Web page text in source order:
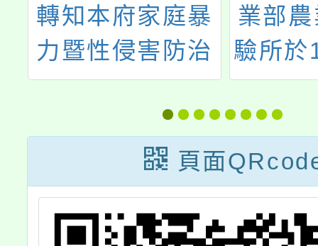
轉知本府家庭暴
力暨性侵害防治
中心辦理115年
度「數位性別暴
力宣導種子」培
力訓練資訊一
案，歡迎報名參
業部
驗所於
29日
線上
辦2場
安全
頁面